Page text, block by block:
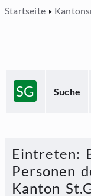
Startseite
SG Suche
Eintreten:
Personen
Kanton